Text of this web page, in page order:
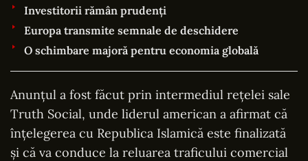
Investitorii rămân prudenți
Europa transmite semnale de deschidere
O schimbare majoră pentru economia globală
Anunțul a fost făcut prin intermediul rețelei sale
Truth Social, unde liderul american a afirmat că
înțelegerea cu Republica Islamică este finalizată
și că va conduce la reluarea traficului comercial